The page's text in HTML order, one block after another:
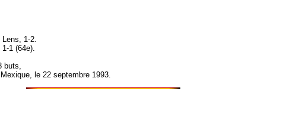
Lens, 1-2.
1 (64e).
buts,
le 22 septembre 1993.